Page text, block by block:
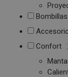
Bombillas
Confort